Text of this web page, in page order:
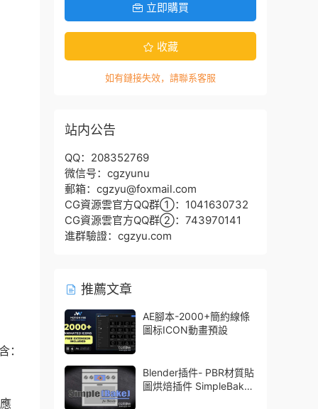
：
立即購買
收藏
如有鏈接失效，請聯系客服
站内公告
QQ：208352769
微信号：cgzyunu
郵箱：cgzyu@foxmail.com
CG資源雲官方QQ群①：1041630732
CG資源雲官方QQ群②：743970141
進群驗證：cgzyu.com
推薦文章
AE腳本-2000+簡約線條
圖标ICON動畫預設
Blender插件- PBR材質貼
圖烘焙插件 SimpleBake